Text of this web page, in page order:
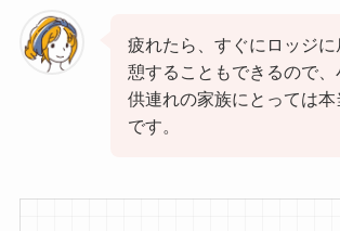
疲れたら、すぐにロッジ
憩することもできるので、
供連れの家族にとっては本
です。